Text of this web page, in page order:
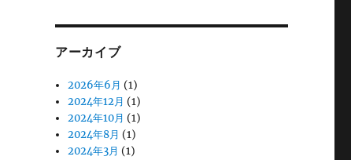
アーカイブ
2026年6月 (1)
2024年12月 (1)
2024年10月 (1)
2024年8月 (1)
2024年3月 (1)